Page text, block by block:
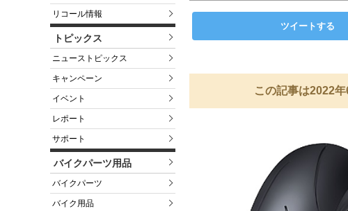
リコール情報
トピックス
ニューストピックス
キャンペーン
イベント
レポート
サポート
バイクパーツ用品
バイクパーツ
バイク用品
ツイートする
この記事は2022